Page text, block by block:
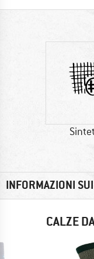
INFORMAZIONI
CALZE